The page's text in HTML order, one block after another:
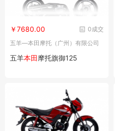
0成交
￥7680.00
五羊—本田摩托（广州）有限公司
五羊本田摩托旗御125